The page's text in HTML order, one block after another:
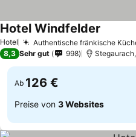
Hotel Authentische fränkische
Hotel Windfelder
8,3 Sehr gut 998
Ab 126 €
Preise von 3 Websites